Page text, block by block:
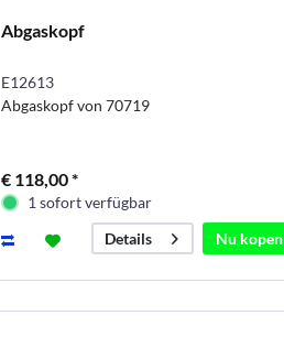
Abgaskopf
E12613
Abgaskopf von 70719
€ 118,00 *
1 sofort verfügbar
Details
Nu kopen